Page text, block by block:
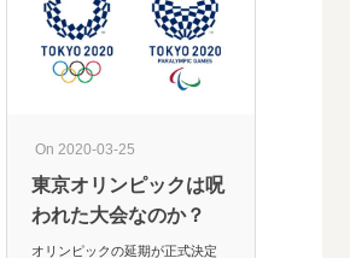
On 2020-03-25
東京オリンピックは呪
われた大会なのか？
オリンピックの延期が正式決定